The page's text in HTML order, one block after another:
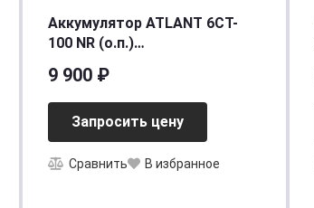
Аккумулятор ATLANT 6СТ-
100 NR (о.п.)
9 900 ₽
Запросить цену
Сравнить В избранное